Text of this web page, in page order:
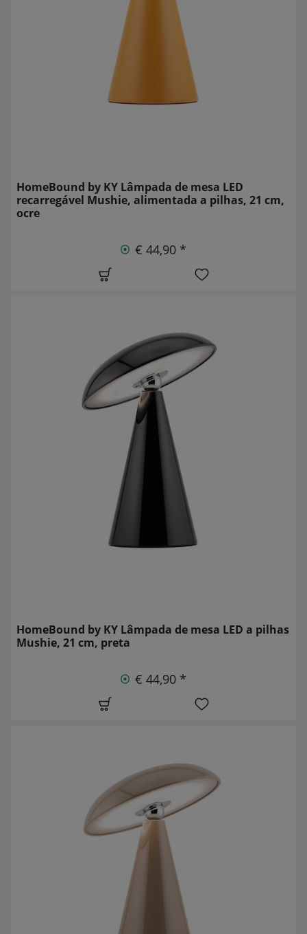
HomeBound by KY Lâmpada de mesa LED
recarregável Mushie, alimentada a pilhas, 21 cm,
ocre
€ 44,90 *
HomeBound by KY Lâmpada de mesa LED a pilhas
Mushie, 21 cm, preta
€ 44,90 *